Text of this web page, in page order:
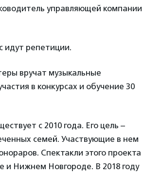
управляющей компании
идут репетиции.
вручат музыкальные
в конкурсах и обучение 30
с 2010 года. Его цель –
семей. Участвующие в нем
Спектакли этого проекта
и Нижнем Новгороде. В 2018 году